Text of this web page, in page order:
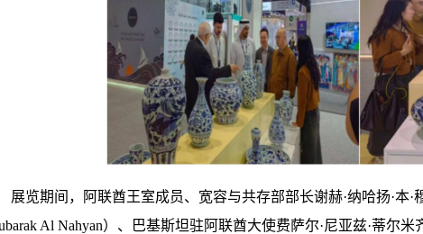
展览期间，阿联酋王室成员、宽容与共存部部长谢赫·纳哈扬·本·
Al Nahyan）、巴基斯坦驻阿联酋大使费萨尔·尼亚兹·蒂尔